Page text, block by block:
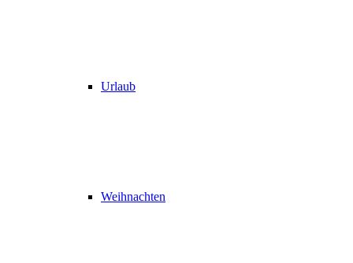
Urlaub
Weihnachten